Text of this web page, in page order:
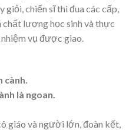
giỏi, chiến sĩ thi đua các cấp,
chất lượng học sinh và thực
vụ được giao.
là ngoan.
giáo và người lớn, đoàn kết,